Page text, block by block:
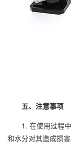
五、注意事项
1. 在使用过程中
和水分对其造成损害